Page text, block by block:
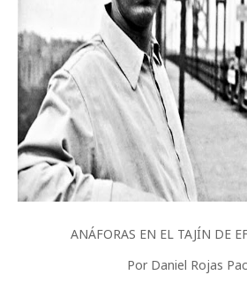
ANÁFORAS EN EL TAJÍN DE
Por Daniel Rojas